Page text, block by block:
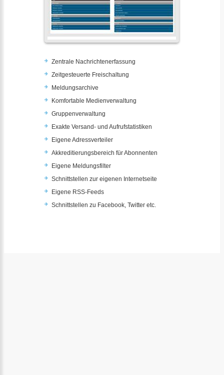
Zentrale Nachrichtenerfassung
Zeitgesteuerte Freischaltung
Meldungsarchive
Komfortable Medienverwaltung
Gruppenverwaltung
Exakte Versand- und Aufrufstatistiken
Eigene Adressverteiler
Akkreditierungsbereich für Abonnenten
Eigene Meldungsfilter
Schnittstellen zur eigenen Internetseite
Eigene RSS-Feeds
Schnittstellen zu Facebook, Twitter etc.